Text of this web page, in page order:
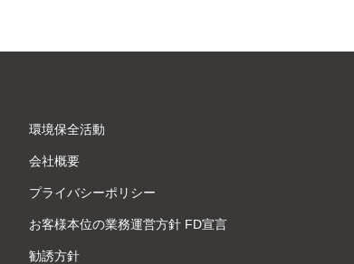
環境保全活動
会社概要
プライバシーポリシー
お客様本位の業務運営方針 FD宣言
勧誘方針